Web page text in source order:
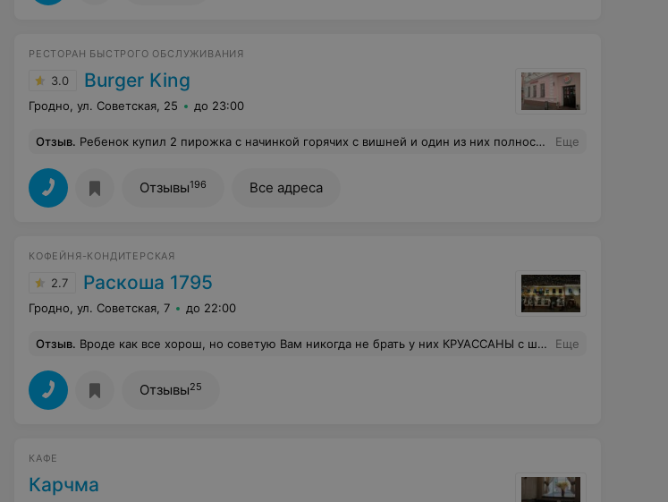
РЕСТОРАН БЫСТРОГО ОБСЛУЖИВАНИЯ
3.0 Burger King
Гродно, ул. Советская, 25 до 23:00
Отзыв. Ребенок купил 2 пирожка с начинкой горячих с вишней и один из них полностью сгорел тесто сверху. Еще
Отзывы196 Все адреса
КОФЕЙНЯ-КОНДИТЕРСКАЯ
2.7 Раскоша 1795
Гродно, ул. Советская, 7 до 22:00
Отзыв. Вроде как все хорош, но советую Вам никогда не брать у них КРУАССАНЫ с шоколадом. Отвратительно!!!. Тесто каменное, шоколад, вроде он там есть, а роде и нет. В Алми собственная выпечка лучше. Р.S. Я не довольна качеством, от такого заведения. Еще
Отзывы25
КАФЕ
Карчма